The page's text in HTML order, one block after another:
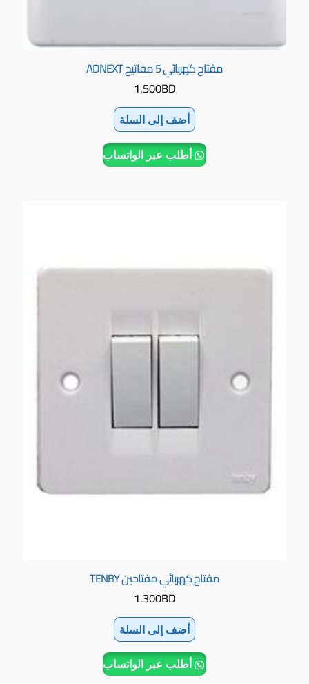
مفتاح كهربائي 5 مفاتيح ADNEXT
1.500BD
أضف إلى السلة
أطلب عبر الواتساب
مفتاح كهربائي مفتاحين TENBY
1.300BD
أضف إلى السلة
أطلب عبر الواتساب